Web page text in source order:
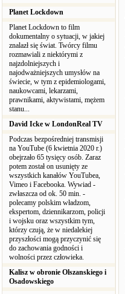
Planet Lockdown
Planet Lockdown to film
dokumentalny o sytuacji, w jakiej
znalazł się świat. Twórcy filmu
rozmawiali z niektórymi z
najzdolniejszych i
najodważniejszych umysłów na
świecie, w tym z epidemiologami,
naukowcami, lekarzami,
prawnikami, aktywistami, mężem
stanu...
David Icke w LondonReal TV
Podczas bezpośredniej transmisji
na YouTube (6 kwietnia 2020 r.)
obejrzało 65 tysięcy osób. Zaraz
potem został on usunięty ze
wszystkich kanałów YouTubea,
Vimeo i Facebooka. Wywiad -
zwłaszcza od ok. 50 min. -
polecamy polskim władzom,
ekspertom, dziennikarzom, policji
i wojsku oraz wszystkim tym,
którzy czują, że w niedalekiej
przyszłości mogą przyczynić się
do zachowania godności i
wolności przez człowieka.
Kalisz w obronie Olszanskiego i
Osadowskiego